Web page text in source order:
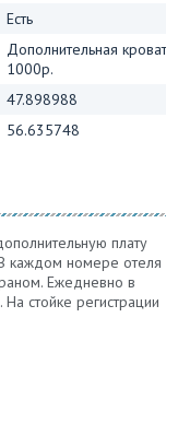
Есть
Дополнительная
1000р.
47.898988
56.635748
плату
каждом номере отеля
Ежедневно в
стойке регистрации